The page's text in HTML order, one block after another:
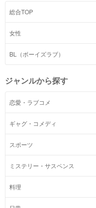
総合TOP
女性
BL（ボーイズラブ）
ジャンルから探す
恋愛・ラブコメ
ギャグ・コメディ
スポーツ
ミステリー・サスペンス
料理